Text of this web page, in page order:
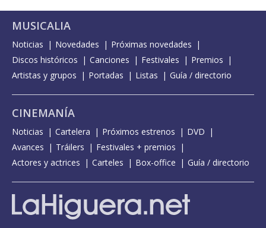
MUSICALIA
Noticias Novedades
Próximas novedades
Discos históricos
Canciones Festivales
Premios
Artistas y grupos
Portadas Listas Guía / directorio
CINEMANÍA
Noticias Cartelera Próximos estrenos
DVD
Avances
Tráilers
Festivales + premios
Actores y actrices
Carteles Box-office Guía / directorio